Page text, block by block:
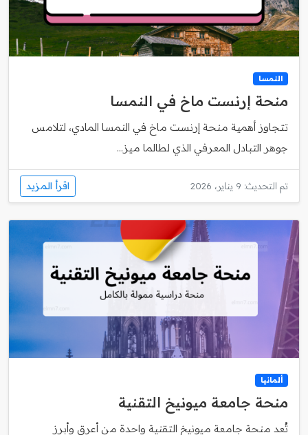
النمسا
منحة إرنست ماخ في النمسا
تتجاوز أهمية منحة إرنست ماخ في النمسا المادي، لتلامس
جوهر التبادل المعرفي الذي لطالما ميز...
تم التحديث: 9 يناير، 2026 اقرأ المزيد
ألمانيا
منحة جامعة ميونيخ التقنية
تُعد منحة جامعة ميونيخ التقنية واحدة من أعرق وأبرز